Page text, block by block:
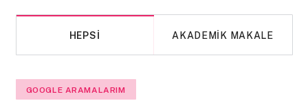
HEPSI AKADEMIK MAKALE
GOOGLE ARAMALARIM